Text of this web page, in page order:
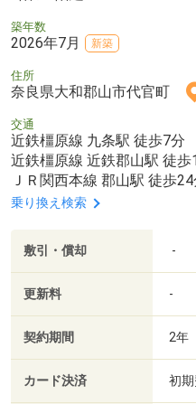
築年数
2026年7月 新築
住所
奈良県大和郡山市代官町
交通
近鉄橿原線 九条駅 徒歩7分
近鉄橿原線 近鉄郡山駅 徒歩
ＪＲ関西本線 郡山駅 徒歩24
乗り換え検索
敷引・償却 -
更新料 -
契約期間 2年
カード決済 初